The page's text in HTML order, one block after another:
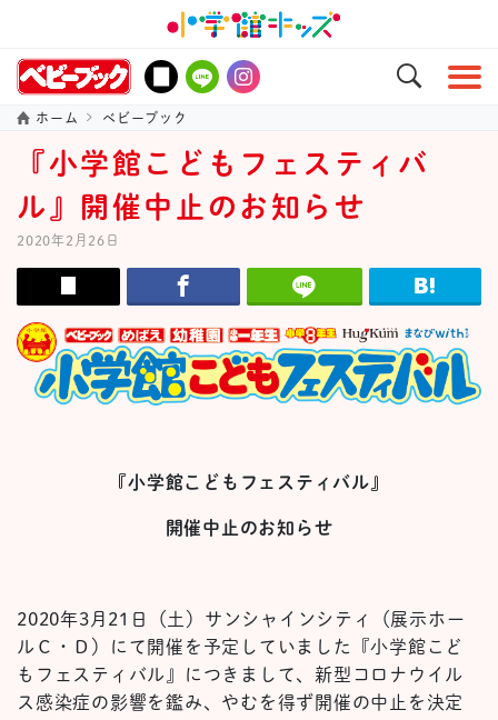
ホーム ベビーブック
『小学館こどもフェスティバ
ル』開催中止のお知らせ
2020年2月26日
『小学館こどもフェスティバル』
開催中止のお知らせ
2020年3月21日（土）サンシャインシティ（展示ホー
ルＣ・Ｄ）にて開催を予定していました『小学館こど
もフェスティバル』につきまして、新型コロナウイル
ス感染症の影響を鑑み、やむを得ず開催の中止を決定